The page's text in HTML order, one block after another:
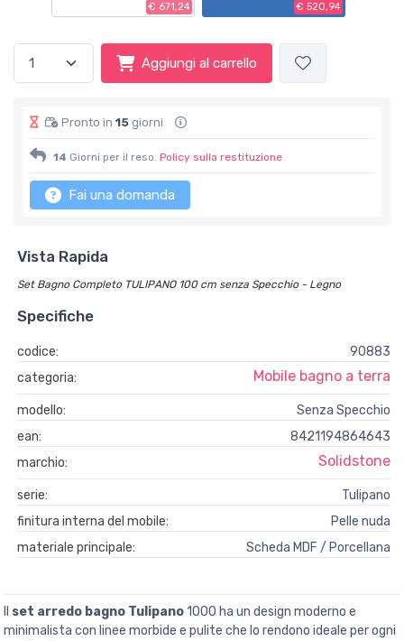
€ 671,24 € 520,94
Aggiungi al carrello
Pronto in 15 giorni
14 Giorni per il reso. Policy sulla restituzione
Fai una domanda
Vista Rapida
Set Bagno Completo TULIPANO 100 cm senza Specchio - Legno
Specifiche
codice:
90883
categoria:
Mobile bagno a terra
modello:
Senza Specchio
ean:
8421194864643
marchio:
Solidstone
serie:
Tulipano
finitura interna del mobile:
Pelle nuda
materiale principale:
Scheda MDF / Porcellana
set arredo bagno Tulipano1000 ha un design moderno e
minimalista con linee morbide e pulite che lo rendono ideale per ogni